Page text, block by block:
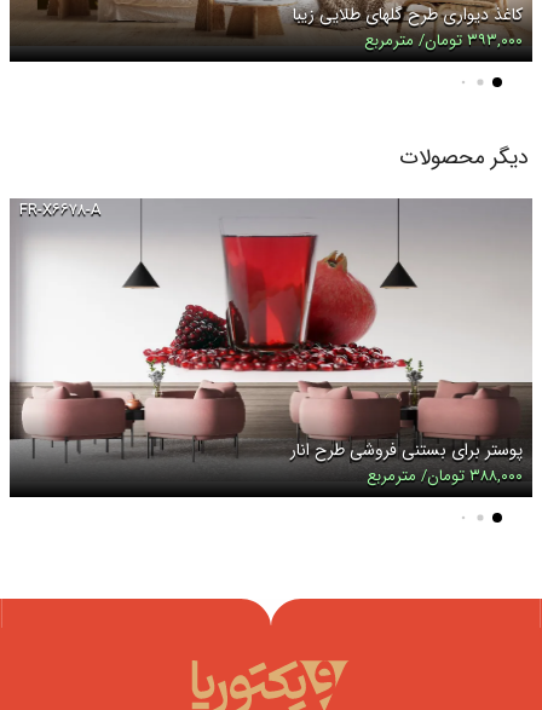
کاغذ دیواری طرح گلهای طلایی زیبا
۳۹۳,۰۰۰ تومان/ مترمربع
دیگر محصولات
FR-X۶۶۷۸-A
پوستر برای بستنی فروشی طرح انار
۳۸۸,۰۰۰ تومان/ مترمربع